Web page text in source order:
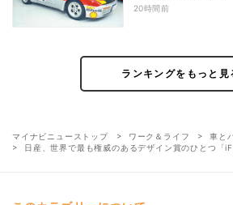
20時間前
ランキングをもっと見
マイナビニューストップ ワーク＆ライフ
車と
日産、世界で最も権威のあるデザイン賞のひとつ「